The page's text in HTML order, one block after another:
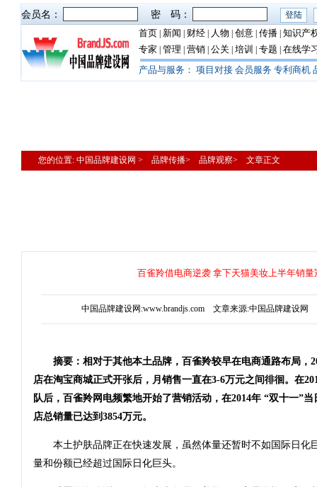
会员名：
密 码：
首页 新闻 财经 人物 创意 传播 知识产
专家 管理 营销 公关 培训 专题 在线学
产品与服务： 项目对接 会员服务 专利商机
您的位置: 中国品牌建设网 > 品牌传播> 品牌观察> 文章正文
百雀羚借电商逆袭 拿下天猫美妆上半年销量
中国品牌建设网:www.brandjs.com 文章来源:中国品牌建设网
摘要：相对于其他本土品牌，百雀羚较早在电商通路布局，
店在淘宝商城正式开张后，月销售一直在3-6万元之间徘徊。在
队后，百雀羚网电频繁地开始了营销活动，在2014年 “双十一”
店总销量已达到3854万元。
本土护肤品牌正在快速发展，虽然体量还暂时不如国际日化
量和份额已经超过国际日化巨头。